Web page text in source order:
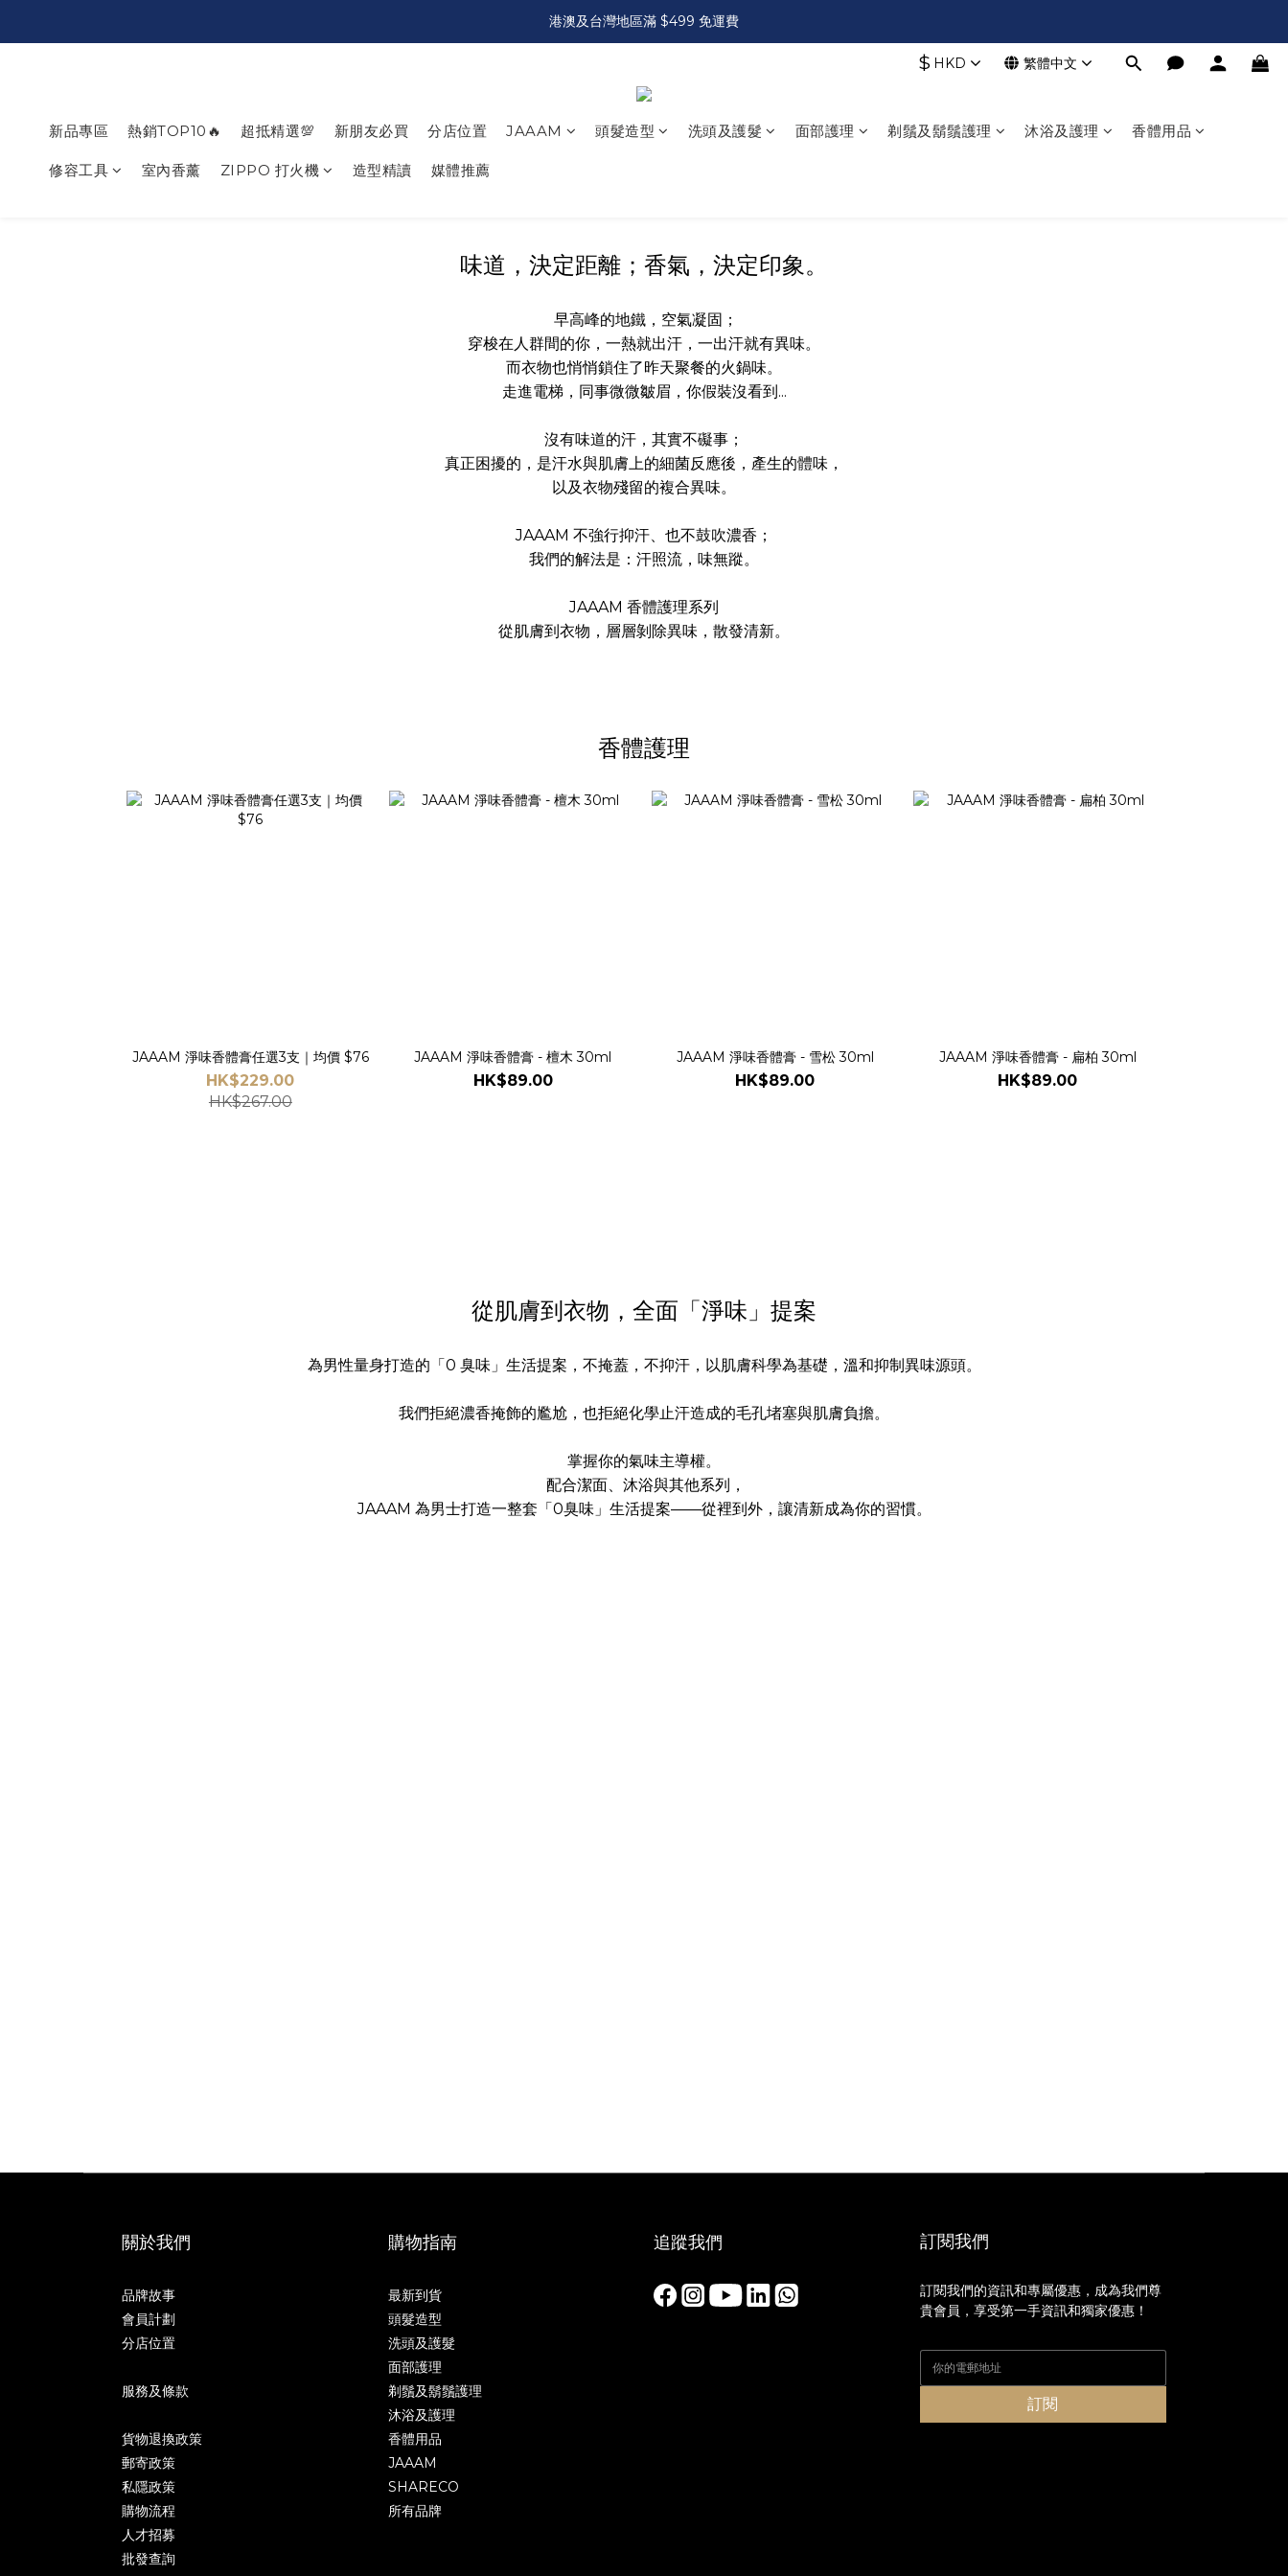
港澳及台灣地區滿 $499 免運費
$ HKD 繁體中文
新品專區 熱銷TOP10🔥 超抵精選💯 新朋友必買 分店位置 JAAAM 頭髮造型 洗頭及護髮 面部護理 剃鬚及鬍鬚護理 沐浴及護理 香體用品
修容工具 室內香薰 ZIPPO 打火機 造型精讀 媒體推薦
味道，決定距離；香氣，決定印象。
早高峰的地鐵，空氣凝固；
穿梭在人群間的你，一熱就出汗，一出汗就有異味。
而衣物也悄悄鎖住了昨天聚餐的火鍋味。
走進電梯，同事微微皺眉，你假裝沒看到...
沒有味道的汗，其實不礙事；
真正困擾的，是汗水與肌膚上的細菌反應後，產生的體味，
以及衣物殘留的複合異味。
JAAAM 不強行抑汗、也不鼓吹濃香；
我們的解法是：汗照流，味無蹤。
JAAAM 香體護理系列
從肌膚到衣物，層層剝除異味，散發清新。
香體護理
JAAAM 淨味香體膏任選3支｜均價 $76
HK$229.00
HK$267.00
JAAAM 淨味香體膏 - 檀木 30ml
HK$89.00
JAAAM 淨味香體膏 - 雪松 30ml
HK$89.00
JAAAM 淨味香體膏 - 扁柏 30ml
HK$89.00
從肌膚到衣物，全面「淨味」提案
為男性量身打造的「0 臭味」生活提案，不掩蓋，不抑汗，以肌膚科學為基礎，溫和抑制異味源頭。
我們拒絕濃香掩飾的尷尬，也拒絕化學止汗造成的毛孔堵塞與肌膚負擔。
掌握你的氣味主導權。
配合潔面、沐浴與其他系列，
JAAAM 為男士打造一整套「0臭味」生活提案——從裡到外，讓清新成為你的習慣。
關於我們
品牌故事
會員計劃
分店位置
服務及條款
貨物退換政策
郵寄政策
私隱政策
購物流程
人才招募
批發查詢
購物指南
最新到貨
頭髮造型
洗頭及護髮
面部護理
剃鬚及鬍鬚護理
沐浴及護理
香體用品
JAAAM
SHARECO
所有品牌
追蹤我們 訂閱我們
訂閱我們的資訊和專屬優惠，成為我們尊
貴會員，享受第一手資訊和獨家優惠！
訂閱